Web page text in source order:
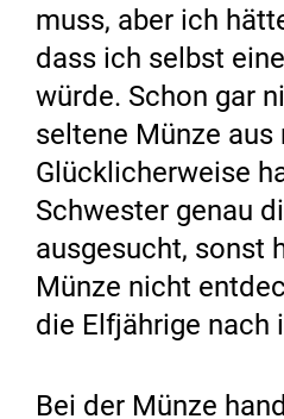
muss, aber ich
dass ich selbst
würde. Schon gar
seltene Münze aus
Glücklicherweise
Schwester genau
ausgesucht, sonst
Münze nicht
die Elfjährige nach
Bei der Münze